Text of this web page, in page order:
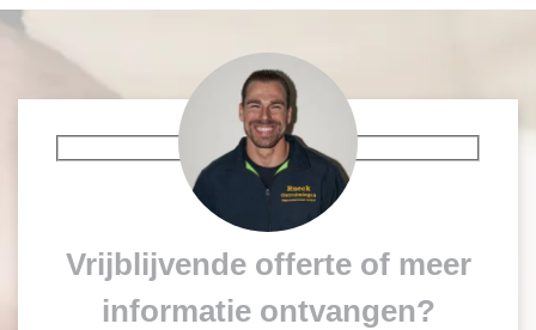
Vrijblijvende offerte of meer
informatie ontvangen?